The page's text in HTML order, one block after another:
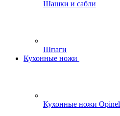
Шашки и сабли
Шпаги
Кухонные ножи
Кухонные ножи Opinel